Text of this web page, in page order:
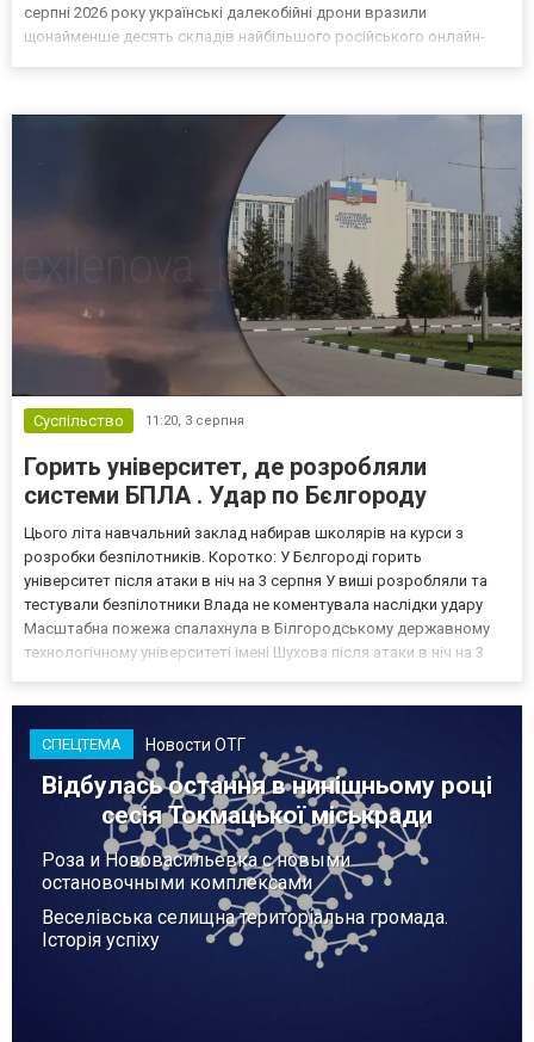
серпні 2026 року українські далекобійні дрони вразили
щонайменше десять складів найбільшого російського онлайн-
Суспільство 11:20, 3 серпня
Горить університет, де розробляли
системи БПЛА . Удар по Бєлгороду
Цього літа навчальний заклад набирав школярів на курси з
розробки безпілотників. Коротко: У Бєлгороді горить
університет після атаки в ніч на 3 серпня У виші розробляли та
тестували безпілотники Влада не коментувала наслідки удару
Масштабна пожежа спалахнула в Білгородському державному
технологічному університеті імені Шухова після атаки в ніч на 3
СПЕЦТЕМА Новости ОТГ
Відбулась остання в нинішньому році
сесія Токмацької міськради
Роза и Нововасильевка с новыми
остановочными комплексами
Веселівська селищна територіальна громада.
Історія успіху